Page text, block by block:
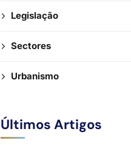
Legislação
Sectores
Urbanismo
Últimos Artigos